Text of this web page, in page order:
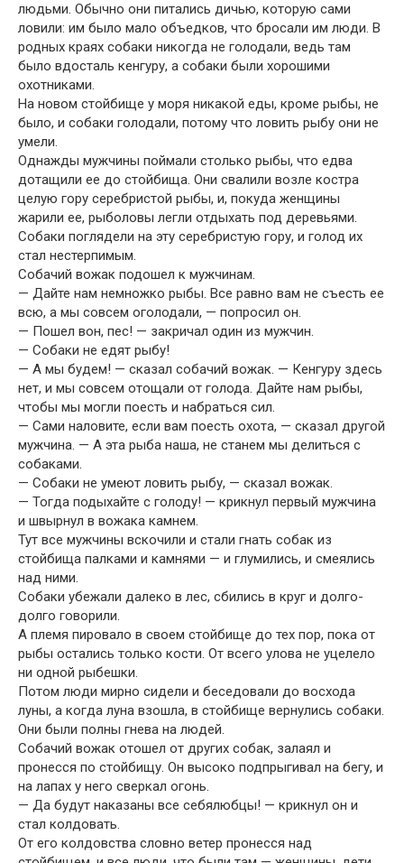
людьми. Обычно они питались дичью, которую сами
ловили: им было мало объедков, что бросали им люди. В
родных краях собаки никогда не голодали, ведь там
было вдосталь кенгуру, а собаки были хорошими
охотниками.
На новом стойбище у моря никакой еды, кроме рыбы, не
было, и собаки голодали, потому что ловить рыбу они не
умели.
Однажды мужчины поймали столько рыбы, что едва
дотащили ее до стойбища. Они свалили возле костра
целую гору серебристой рыбы, и, покуда женщины
жарили ее, рыболовы легли отдыхать под деревьями.
Собаки поглядели на эту серебристую гору, и голод их
стал нестерпимым.
Собачий вожак подошел к мужчинам.
— Дайте нам немножко рыбы. Все равно вам не съесть ее
всю, а мы совсем оголодали, — попросил он.
— Пошел вон, пес! — закричал один из мужчин.
— Собаки не едят рыбу!
— А мы будем! — сказал собачий вожак. — Кенгуру здесь
нет, и мы совсем отощали от голода. Дайте нам рыбы,
чтобы мы могли поесть и набраться сил.
— Сами наловите, если вам поесть охота, — сказал другой
мужчина. — А эта рыба наша, не станем мы делиться с
собаками.
— Собаки не умеют ловить рыбу, — сказал вожак.
— Тогда подыхайте с голоду! — крикнул первый мужчина
и швырнул в вожака камнем.
Тут все мужчины вскочили и стали гнать собак из
стойбища палками и камнями — и глумились, и смеялись
над ними.
Собаки убежали далеко в лес, сбились в круг и долго-
долго говорили.
А племя пировало в своем стойбище до тех пор, пока от
рыбы остались только кости. От всего улова не уцелело
ни одной рыбешки.
Потом люди мирно сидели и беседовали до восхода
луны, а когда луна взошла, в стойбище вернулись собаки.
Они были полны гнева на людей.
Собачий вожак отошел от других собак, залаял и
пронесся по стойбищу. Он высоко подпрыгивал на бегу, и
на лапах у него сверкал огонь.
— Да будут наказаны все себялюбцы! — крикнул он и
стал колдовать.
От его колдовства словно ветер пронесся над